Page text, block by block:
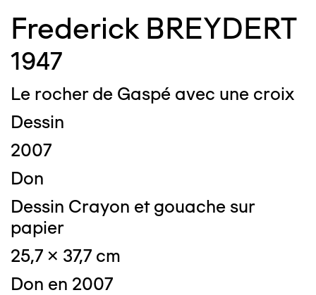
Frederick BREYDERT
1947
Le rocher de Gaspé avec une croix
Dessin
2007
Don
Dessin Crayon et gouache sur
papier
25,7 x 37,7 cm
Don en 2007